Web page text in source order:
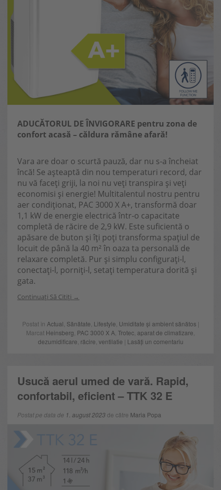
ADUCĂTORUL DE ÎNVIGORARE pentru zona de
confort acasă – căldura rămâne afară!
Vara are doar o scurtă pauză, dar nu s-a încheiat
încă! Se așteaptă din nou temperaturi record, dar
nu vă faceți griji, la noi nu veți transpira și veți
economisi și energie! Multitalentul nostru pentru
aer condiționat, PAC 3000 X A+, transformă doar
1,1 kW de energie electrică într-o capacitate
completă de răcire de 2,9 kW. Este suficientă o
apăsare de buton și îți poți transforma spațiul de
locuit de până la 40 m² în oaza ta personală de
relaxare completă. Pur și simplu configurați-l,
conectați-l, porniți-l, setați temperatura dorită și
gata.
Continuați Să Citiți
Postat în Actual Sănătate Lifestyle Umiditate și ambient sănătos |
Marcat Heinsberg PAC 3000 X A Trotec aparat de climatizare
dezumidificare răcire ventilatie | Lasăți un comentariu
Usucă aerul umed de vară. Rapid,
confortabil, eficient – TTK 32 E
Postat pe data de 1. august 2023de către Maria Popa